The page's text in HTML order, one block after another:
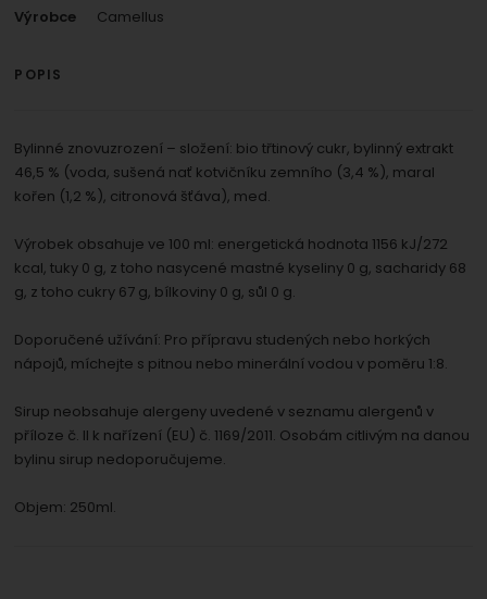
Povoleno
počet návštěv a zdroje návštěv našich internetových
stránek. Data získaná pomocí těchto cookies
zpracováváme souhrnně a anonymně, takže nejsme
nevhodnou reklamou.
Povoleno
Zobrazit
Marketingové cookies používáme my nebo naši partneři,
abychom vám mohli zobrazit vhodné obsahy nebo
reklamy jak na našich stránkách, tak na stránkách třetích
Výrobce
Camellus
POPIS
Bylinné znovuzrození – složení: bio třtinový cukr, bylinný extrakt
46,5 % (voda, sušená nať kotvičníku zemního (3,4 %), maral
kořen (1,2 %), citronová šťáva), med.
Výrobek obsahuje ve 100 ml: energetická hodnota 1156 kJ/272
kcal, tuky 0 g, z toho nasycené mastné kyseliny 0 g, sacharidy 68
g, z toho cukry 67 g, bílkoviny 0 g, sůl 0 g.
Doporučené užívání: Pro přípravu studených nebo horkých
nápojů, míchejte s pitnou nebo minerální vodou v poměru 1:8.
Sirup neobsahuje alergeny uvedené v seznamu alergenů v
příloze č. II k nařízení (EU) č. 1169/2011. Osobám citlivým na danou
bylinu sirup nedoporučujeme.
Objem: 250ml.